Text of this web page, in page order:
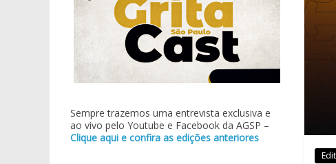
Sempre trazemos uma entrevista exclusiva e
ao vivo pelo Youtube e Facebook da AGSP –
Clique aqui e confira as edições anteriores